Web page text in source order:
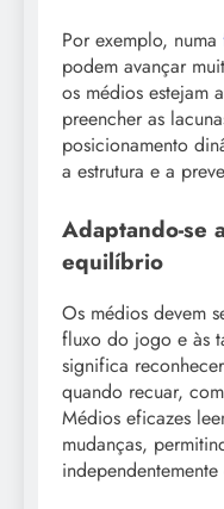
Por exemplo, numa
podem avançar
os médios estejam
preencher as
posicionamento
a estrutura e a
Adaptando-se
equilíbrio
Os médios devem
fluxo do jogo e às
significa
quando recuar,
Médios eficazes
mudanças,